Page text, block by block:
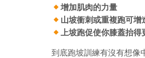
增加肌肉的力量
山坡衝刺或重複跑可增
上坡跑促使你膝蓋抬
到底跑坡訓練有沒有想像